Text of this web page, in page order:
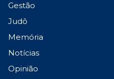
Gestão
Judô
Memória
Notícias
Opinião